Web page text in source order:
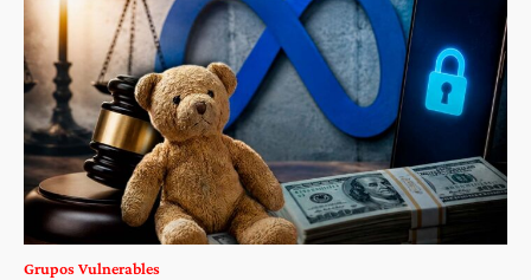
Grupos Vulnerables